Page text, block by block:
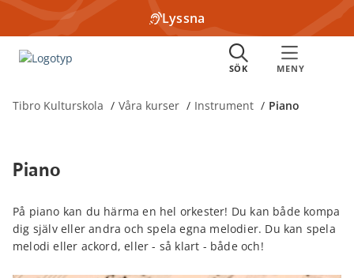
Lyssna
Tibro Kulturskola Våra kurser Instrument Piano
Piano
På piano kan du härma en hel orkester! Du kan både kompa
dig själv eller andra och spela egna melodier. Du kan spela
melodi eller ackord, eller - så klart - både och!